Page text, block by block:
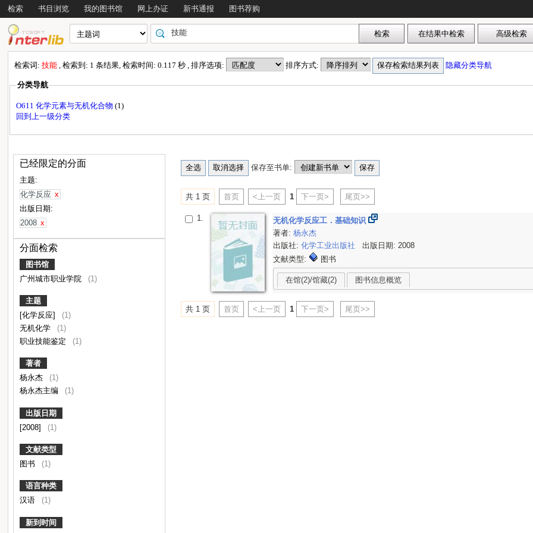
检索 书目浏览 我的图书馆 网上办证 新书通报 图书荐购
检索词:技能, 检索到: 1 条结果, 检索时间: 0.117 秒 , 排序选项: 排序方式: 隐藏分类导航
分类导航
O611 化学元素与无机化合物(1)
回到上一级分类
已经限定的分面
主题:
化学反应 x
出版日期:
2008 x
分面检索
图书馆
广州城市职业学院
(1)
主题
[化学反应]
(1)
无机化学
(1)
职业技能鉴定
(1)
著者
杨永杰
(1)
杨永杰主编
(1)
出版日期
[2008]
(1)
文献类型
图书
(1)
语言种类
汉语
(1)
新到时间
保存至书单:
共 1 页 首页 <上一页 1 下一页> 尾页>>
1.
无机化学反应工．基础知识
著者:杨永杰
出版社:化学工业出版社
出版日期: 2008
文献类型:
图书
在馆(2)/馆藏(2) 图书信息概览
共 1 页 首页 <上一页 1 下一页> 尾页>>